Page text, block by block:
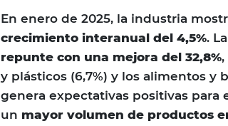
En enero de 2025, la industria
crecimiento interanual del 4,5%.
repunte con una mejora del 32,8%,
y plásticos (6,7%) y los alimentos y
genera expectativas positivas para
un mayor volumen de productos